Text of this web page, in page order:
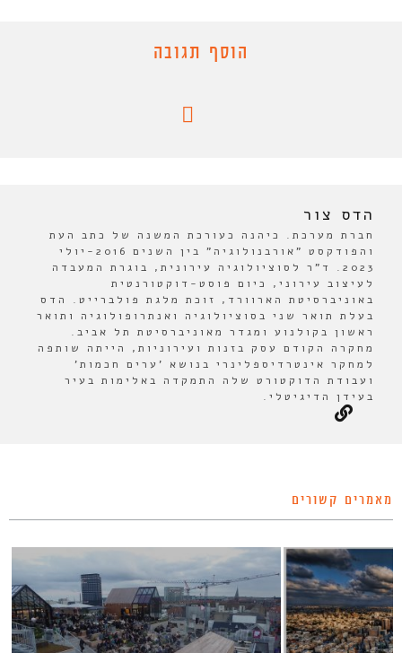
הוסף תגובה
הדס צור
חברת מערכת. כיהנה כעורכת המשנה של כתב העת
והפודקסט "אורבנולוגיה" בין השנים 2016-יולי
2023. ד"ר לסוציולוגיה עירונית, בוגרת המעבדה
לעיצוב עירוני, כיום פוסט-דוקטורנטית
באוניברסיטת הארוורד, זוכת מלגת פולברייט. הדס
בעלת תואר שני בסוציולוגיה ואנתרופולוגיה ותואר
ראשון בקולנוע ומגדר מאוניברסיטת תל אביב.
מחקרה הקודם עסק בזנות ועירוניות, הייתה שותפה
למחקר אינטרדיספלינרי בנושא 'ערים חכמות'
ועבודת הדוקטורט שלה התמקדה באלימות בעיר
בעידן הדיגיטלי.
מאמרים קשורים